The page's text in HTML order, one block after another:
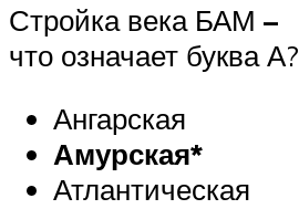
Стройка века БАМ –
что означает буква А?
Ангарская
Амурская*
Атлантическая